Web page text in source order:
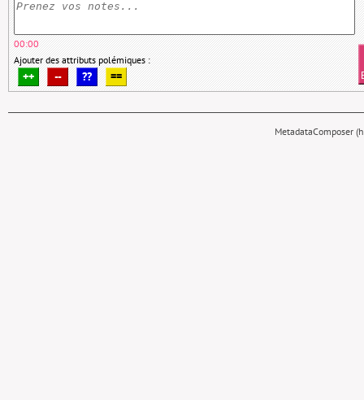
00:00
Ajouter des attributs polémiques :
++ -- ?? ==
MetadataComposer